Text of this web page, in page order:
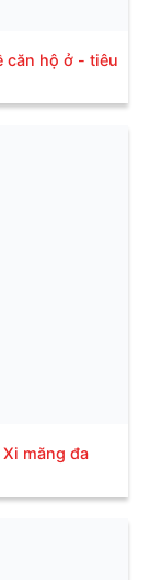
căn hộ ở - tiêu
măng đa